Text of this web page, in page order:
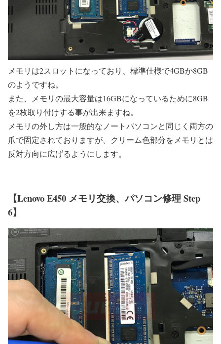
メモリは2スロットになっており、標準仕様で4GBか8GB
のようですね。
また、メモリの最大容量は16GBになっているために8GB
を2枚取り付けする事が出来ますね。
メモリの外し方は一般的なノートパソコンと同じく両方の
爪で固定されておりますが、クリーム色部分をメモリとは
反対方向に広げるようにします。
【Lenovo E450 メモリ交換、パソコン修理 Step
6】